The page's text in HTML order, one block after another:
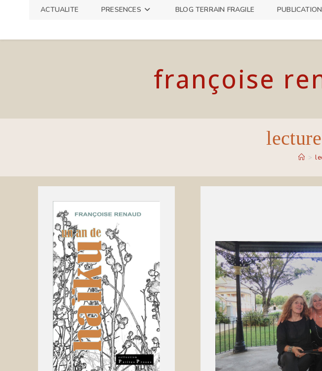
ACTUALITE PRESENCES BLOG TERRAIN FRAGILE
françoise
>